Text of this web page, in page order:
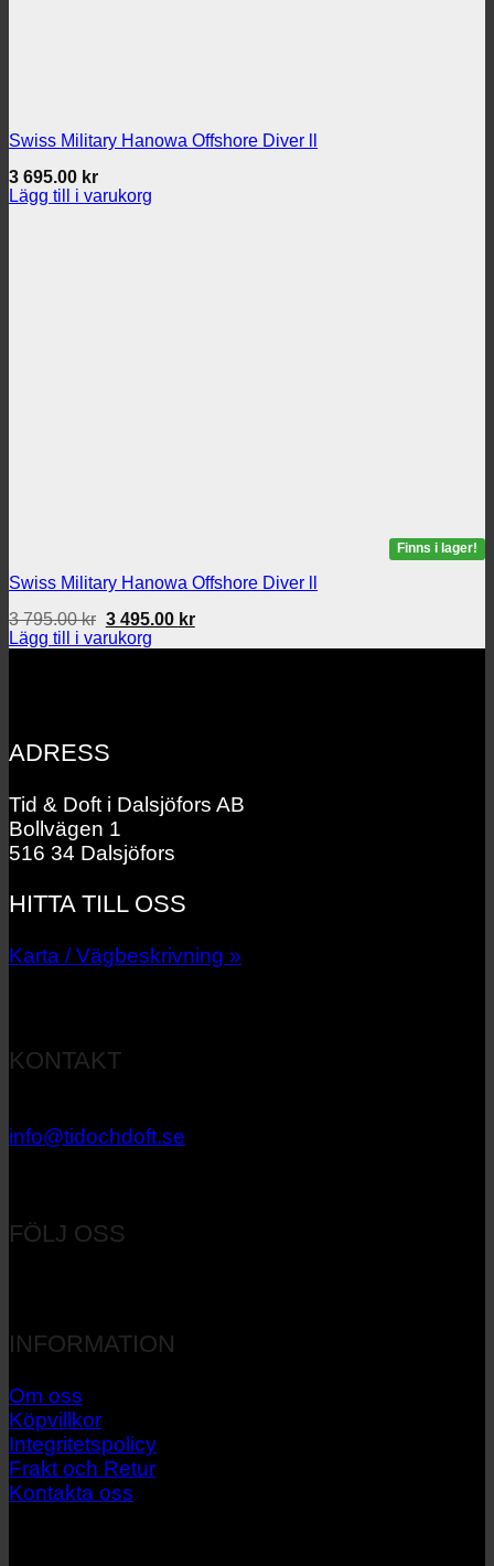
Swiss Military Hanowa Offshore Diver ll
3 695.00 kr
Lägg till i varukorg
Finns i lager!
Swiss Military Hanowa Offshore Diver ll
3 795.00kr Det
ursprungliga
priset
3 495.00 krDet
priset
Lägg till i varukorg
ADRESS
Tid & Doft i Dalsjöfors AB
Bollvägen 1
516 34 Dalsjöfors
HITTA TILL OSS
Karta / Vägbeskrivning »
KONTAKT
info@tidochdoft.se
FÖLJ OSS
INFORMATION
Om oss
Köpvillkor
Integritetspolicy
Frakt och Retur
Kontakta oss